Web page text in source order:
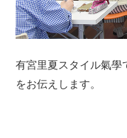
有宮里夏スタイル氣
をお伝えします。